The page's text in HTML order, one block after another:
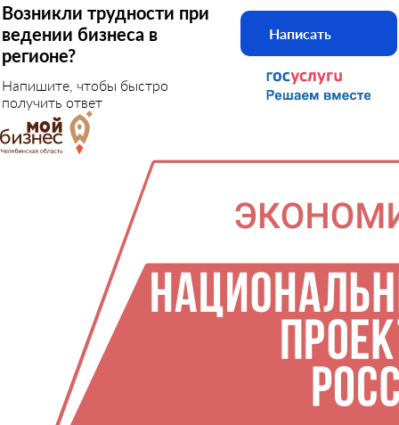
Возникли трудности при
ведении бизнеса в
регионе?
Напишите, чтобы быстро
получить ответ
Написать